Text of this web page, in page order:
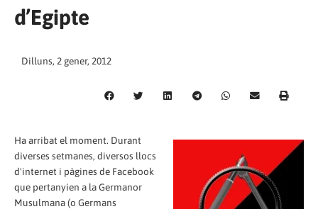
d’Egipte
Dilluns, 2 gener, 2012
Ha arribat el moment. Durant
diverses setmanes, diversos llocs
d'internet i pàgines de Facebook
que pertanyien a la Germanor
Musulmana (o Germans